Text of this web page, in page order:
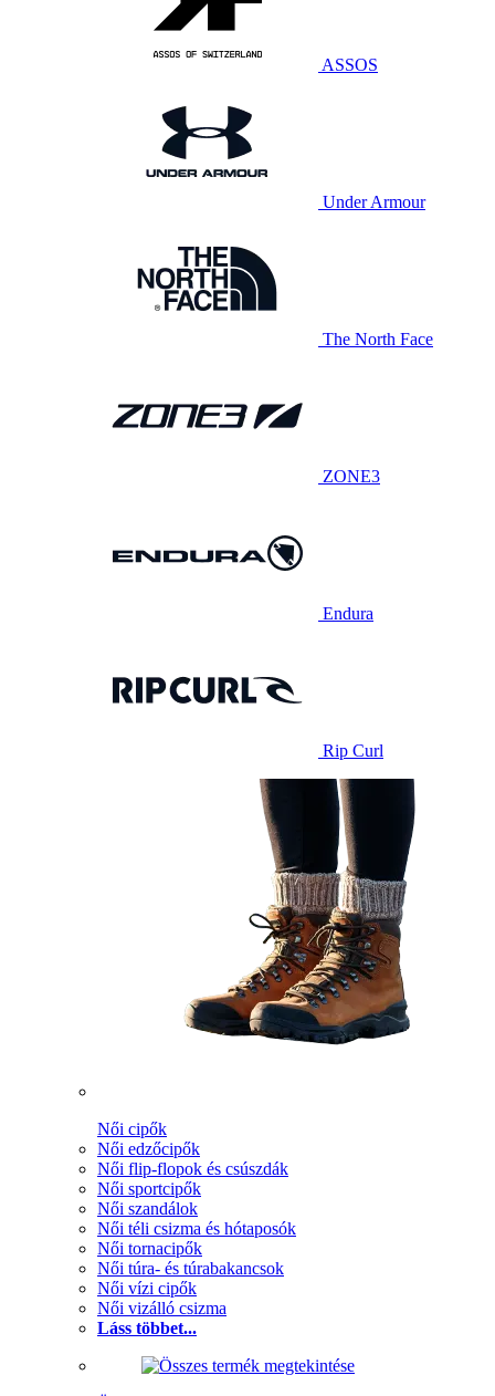
ASSOS
Under Armour
The North Face
ZONE3
Endura
Rip Curl
Női cipők
Női edzőcipők
Női flip-flopok és csúszdák
Női sportcipők
Női szandálok
Női téli csizma és hótaposók
Női tornacipők
Női túra- és túrabakancsok
Női vízi cipők
Női vizálló csizma
Láss többet...